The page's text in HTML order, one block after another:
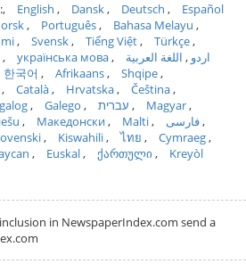
English Dansk Deutsch
Español
Português
Bahasa Melayu
Svensk Tiếng Việt
Türkçe
українська мова اردو
اللغة العربية
한국어 Afrikaans
Shqipe
Català Hrvatska
Čeština
Galego עברית
Magyar
Македонски Malti
فارسی
Kiswahili ไทย
Cymraeg
Euskal ქართული
Kreyòl
in NewspaperIndex.com send a